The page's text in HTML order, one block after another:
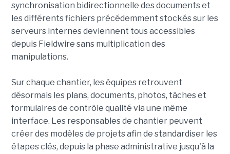
synchronisation bidirectionnelle des documents et
les différents fichiers précédemment stockés sur les
serveurs internes deviennent tous accessibles
depuis Fieldwire sans multiplication des
manipulations.
Sur chaque chantier, les équipes retrouvent
désormais les plans, documents, photos, tâches et
formulaires de contrôle qualité via une même
interface. Les responsables de chantier peuvent
créer des modèles de projets afin de standardiser les
étapes clés, depuis la phase administrative jusqu'à la